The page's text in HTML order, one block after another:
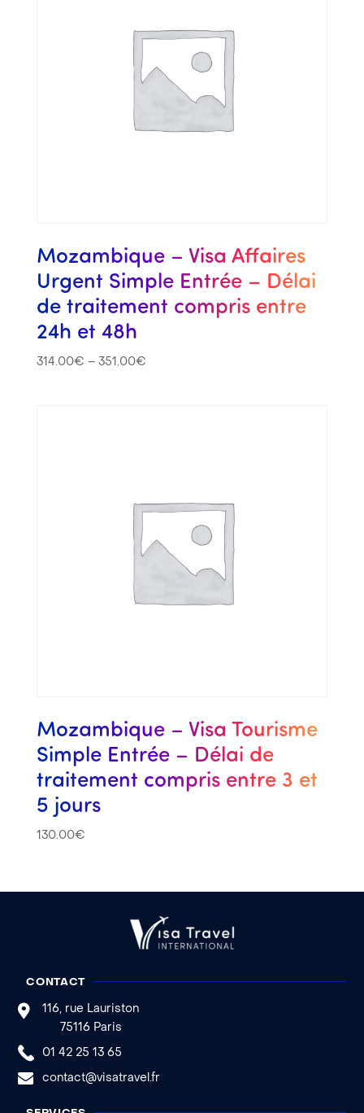
Mozambique – Visa Affaires
Urgent Simple Entrée – Délai
de traitement compris entre
24h et 48h
314.00€ – 351.00€
Mozambique – Visa Tourisme
Simple Entrée – Délai de
traitement compris entre 3 et
5 jours
130.00€
CONTACT
116, rue Lauriston
75116 Paris
01 42 25 13 65
contact@visatravel.fr